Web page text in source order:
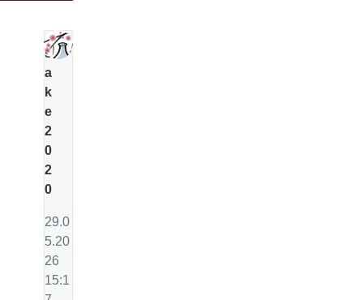
s
a
k
e
2
0
2
0
29.0
5.20
26
15:1